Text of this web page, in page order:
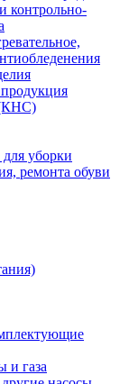
контрольно-
(КНС)
уборки
ремонта обуви
и газа